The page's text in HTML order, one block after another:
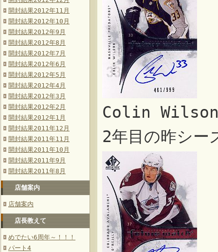
開封結果2012年11月
開封結果2012年10月
開封結果2012年9月
開封結果2012年8月
開封結果2012年7月
開封結果2012年6月
開封結果2012年5月
開封結果2012年4月
開封結果2012年3月
開封結果2012年2月
開封結果2012年1月
開封結果2011年12月
開封結果2011年11月
開封結果2011年10月
開封結果2011年9月
開封結果2011年8月
店舗案内
店舗案内
店長教えて
めでたい6周年～！！！
パート4
Colin Wilson
2年目の昨シー